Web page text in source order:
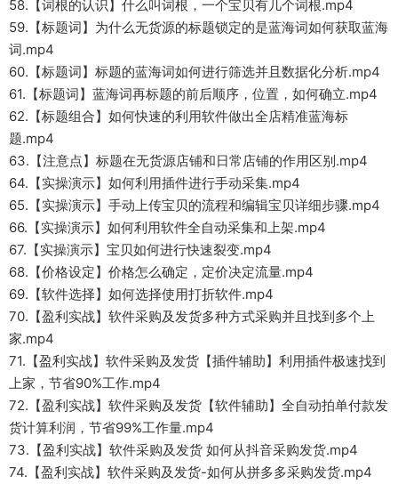
58.【词根的认识】什么叫词根，一个宝贝有几个词根.mp4
59.【标题词】为什么无货源的标题锁定的是蓝海词如何获取蓝海
词.mp4
60.【标题词】标题的蓝海词如何进行筛选并且数据化分析.mp4
61.【标题词】蓝海词再标题的前后顺序，位置，如何确立.mp4
62.【标题组合】如何快速的利用软件做出全店精准蓝海标
题.mp4
63.【注意点】标题在无货源店铺和日常店铺的作用区别.mp4
64.【实操演示】如何利用插件进行手动采集.mp4
65.【实操演示】手动上传宝贝的流程和编辑宝贝详细步骤.mp4
66.【实操演示】如何利用软件全自动采集和上架.mp4
67.【实操演示】宝贝如何进行快速裂变.mp4
68.【价格设定】价格怎么确定，定价决定流量.mp4
69.【软件选择】如何选择使用打折软件.mp4
70.【盈利实战】软件采购及发货多种方式采购并且找到多个上
家.mp4
71.【盈利实战】软件采购及发货【插件辅助】利用插件极速找到
上家，节省90%工作.mp4
72.【盈利实战】软件采购及发货【软件辅助】全自动拍单付款发
货计算利润，节省99%工作量.mp4
73.【盈利实战】软件采购及发货 如何从抖音采购发货.mp4
74.【盈利实战】软件采购及发货-如何从拼多多采购发货.mp4